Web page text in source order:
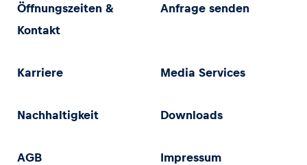
Öffnungszeiten &
Kontakt
Anfrage senden
Karriere Media Services
Nachhaltigkeit Downloads
AGB Impressum